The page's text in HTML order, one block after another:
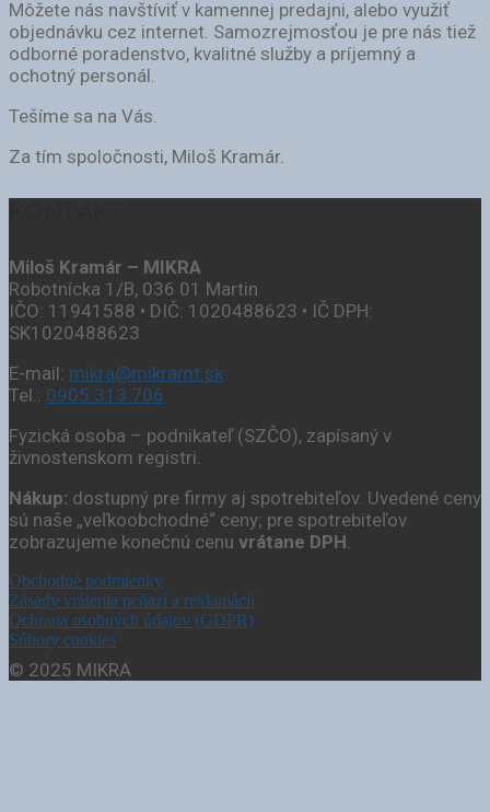
Môžete nás navštíviť v kamennej predajni, alebo využiť
objednávku cez internet. Samozrejmosťou je pre nás tiež
odborné poradenstvo, kvalitné služby a príjemný a
ochotný personál.
Tešíme sa na Vás.
Za tím spoločnosti, Miloš Kramár.
Miloš Kramár – MIKRA
Robotnícka 1/B, 036 01 Martin
IČO: 11941588 • DIČ: 1020488623 • IČ DPH:
SK1020488623
E-mail: mikra@mikramt.sk
Tel.: 0905 313 706
Fyzická osoba – podnikateľ (SZČO), zapísaný v
živnostenskom registri.
Nákup: dostupný pre firmy aj spotrebiteľov. Uvedené ceny
sú naše „veľkoobchodné“ ceny; pre spotrebiteľov
zobrazujeme konečnú cenu vrátane DPH
Obchodné podmienky
Zásady vrátenia peňazí a reklamácií
Ochrana osobných údajov (GDPR)
Súbory cookies
© 2025 MIKRA